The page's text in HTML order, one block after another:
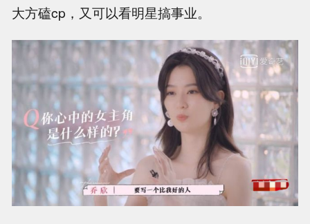
大方磕cp，又可以看明星搞事业。